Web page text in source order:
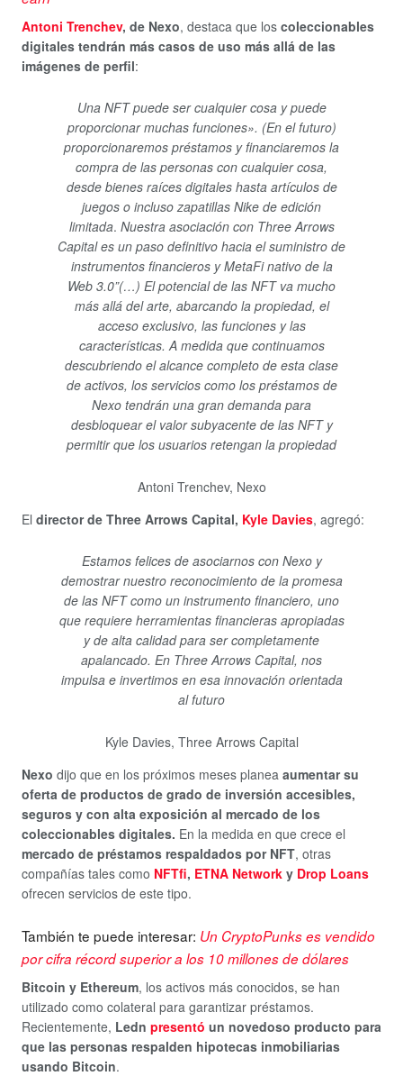
Antoni Trenchev, de Nexo, destaca que los coleccionables
digitales tendrán más casos de uso más allá de las
imágenes de perfil:
Una NFT puede ser cualquier cosa y puede
proporcionar muchas funciones». (En el futuro)
proporcionaremos préstamos y financiaremos la
compra de las personas con cualquier cosa,
desde bienes raíces digitales hasta artículos de
juegos o incluso zapatillas Nike de edición
limitada. Nuestra asociación con Three Arrows
Capital es un paso definitivo hacia el suministro de
instrumentos financieros y MetaFi nativo de la
Web 3.0”(…) El potencial de las NFT va mucho
más allá del arte, abarcando la propiedad, el
acceso exclusivo, las funciones y las
características. A medida que continuamos
descubriendo el alcance completo de esta clase
de activos, los servicios como los préstamos de
Nexo tendrán una gran demanda para
desbloquear el valor subyacente de las NFT y
permitir que los usuarios retengan la propiedad
Antoni Trenchev, Nexo
El director de Three Arrows Capital, Kyle Davies, agregó:
Estamos felices de asociarnos con Nexo y
demostrar nuestro reconocimiento de la promesa
de las NFT como un instrumento financiero, uno
que requiere herramientas financieras apropiadas
y de alta calidad para ser completamente
apalancado. En Three Arrows Capital, nos
impulsa e invertimos en esa innovación orientada
al futuro
Kyle Davies, Three Arrows Capital
Nexo dijo que en los próximos meses planea aumentar su
oferta de productos de grado de inversión accesibles,
seguros y con alta exposición al mercado de los
coleccionables digitales. En la medida en que crece el
mercado de préstamos respaldados por NFT, otras
compañías tales como NFTfi, ETNA Network y Drop Loans
ofrecen servicios de este tipo.
También te puede interesar: Un CryptoPunks es vendido
por cifra récord superior a los 10 millones de dólares
Bitcoin y Ethereum, los activos más conocidos, se han
utilizado como colateral para garantizar préstamos.
Recientemente, Ledn presentó un novedoso producto para
que las personas respalden hipotecas inmobiliarias
usando Bitcoin.